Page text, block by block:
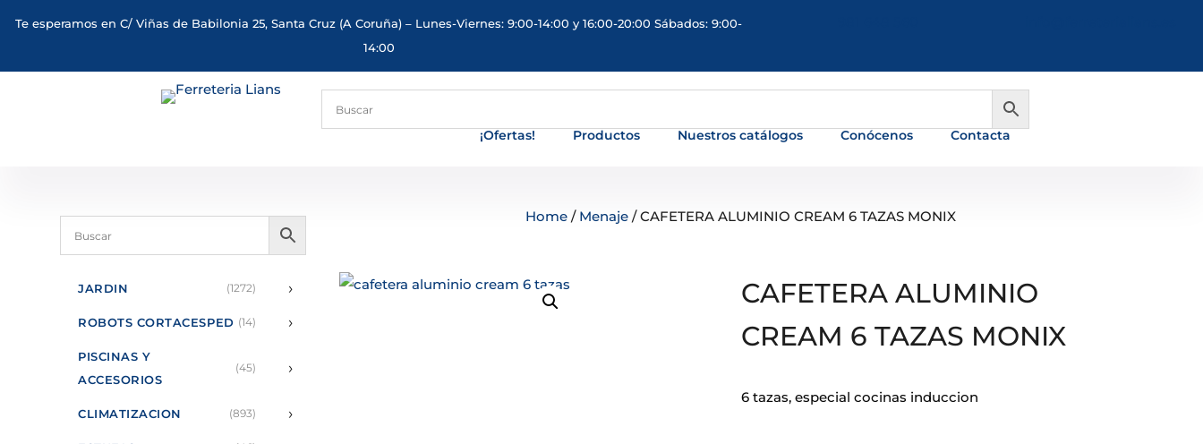
Te esperamos en C/ Viñas de Babilonia 25, Santa Cruz (A Coruña) – Lunes-Viernes: 9:00-14:00 y 16:00-20:00 Sábados: 9:00-
14:00
¡Ofertas! Productos Nuestros catálogos Conócenos Contacta
JARDIN (1272) ›
ROBOTS CORTACESPED (14) ›
PISCINAS Y
ACCESORIOS
(45) ›
CLIMATIZACION (893) ›
Home / Menaje / CAFETERA ALUMINIO CREAM 6 TAZAS MONIX
CAFETERA ALUMINIO
CREAM 6 TAZAS MONIX
6 tazas, especial cocinas induccion